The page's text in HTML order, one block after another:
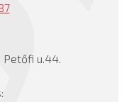
u.44.